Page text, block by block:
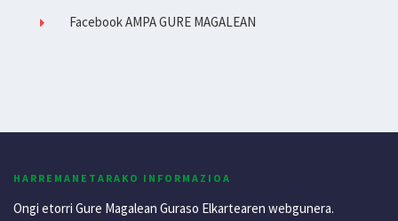
Facebook AMPA GURE MAGALEAN
HARREMANETARAKO INFORMAZIOA
Ongi etorri Gure Magalean Guraso Elkartearen webgunera.